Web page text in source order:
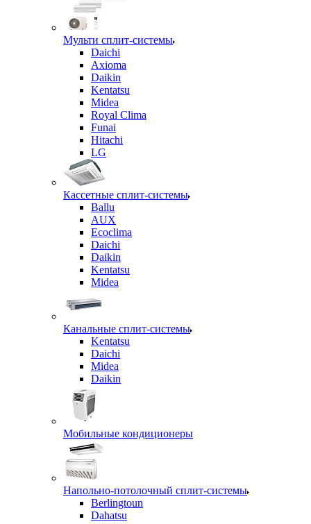
Мульти сплит-системы
Daichi
Axioma
Daikin
Kentatsu
Midea
Royal Clima
Funai
Hitachi
LG
Кассетные сплит-системы
Ballu
AUX
Ecoclima
Daichi
Daikin
Kentatsu
Midea
Канальные сплит-системы
Kentatsu
Daichi
Midea
Daikin
Мобильные кондиционеры
Напольно-потолочный сплит-системы
Berlingtoun
Dahatsu